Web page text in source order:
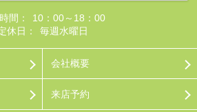
間：
10：00～18：00
休日：
毎週水曜日
会社概要
来店予約